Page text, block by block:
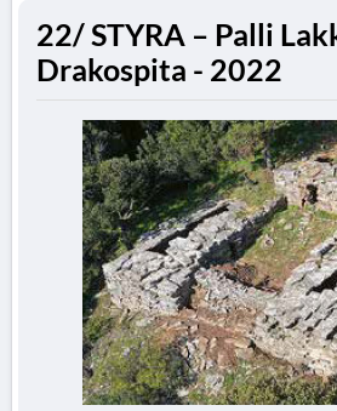
22/ STYRA – Palli
Drakospita - 2022